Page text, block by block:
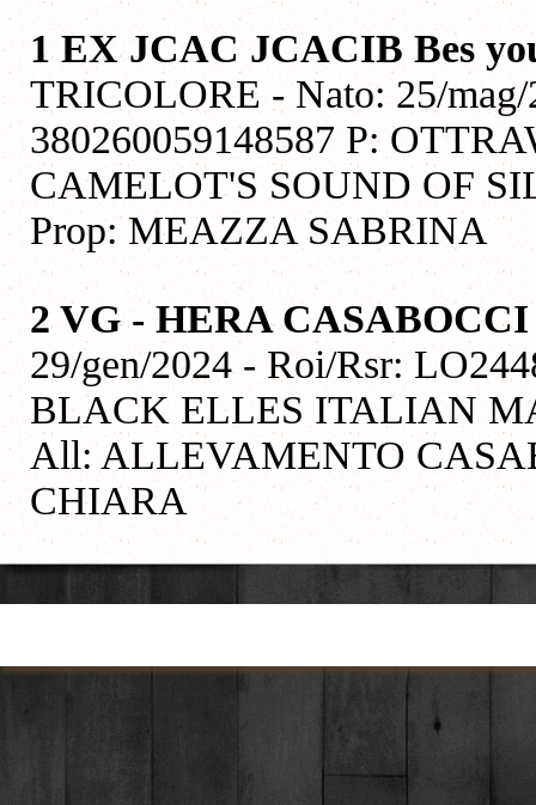
1 EX JCAC JCACIB Bes
TRICOLORE - Nato: 25/
380260059148587 P:
CAMELOT'S SOUND OF
Prop: MEAZZA SABRINA
2 VG - HERA CASABOCCI
29/gen/2024 - Roi/Rsr:
BLACK ELLES ITALIAN
All: ALLEVAMENTO
CHIARA